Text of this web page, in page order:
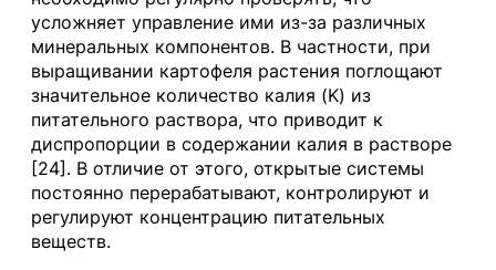
усложняет управление ими из-за различных
минеральных компонентов. В частности, при
выращивании картофеля растения поглощают
значительное количество калия (K) из
питательного раствора, что приводит к
диспропорции в содержании калия в растворе
[24]. В отличие от этого, открытые системы
постоянно перерабатывают, контролируют и
регулируют концентрацию питательных
веществ.